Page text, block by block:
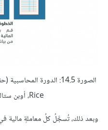
الصورة 14.5: الدورة
Rice، أوبن ستاك OpenStax).